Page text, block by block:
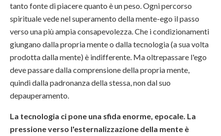
tanto fonte di piacere quanto è un peso. Ogni percorso
spirituale vede nel superamento della mente-ego il passo
verso una più ampia consapevolezza. Che i condizionamenti
giungano dalla propria mente o dalla tecnologia (a sua volta
prodotta dalla mente) è indifferente. Ma oltrepassare l'ego
deve passare dalla comprensione della propria mente,
quindi dalla padronanza della stessa, non dal suo
depauperamento.
La tecnologia ci pone una sfida enorme, epocale. La
pressione verso l'esternalizzazione della mente è